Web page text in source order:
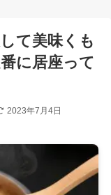
て美味くも
に居座って
2023年7月4日